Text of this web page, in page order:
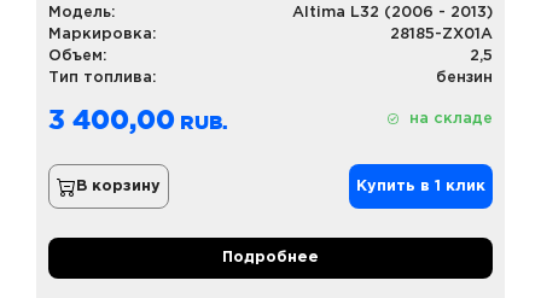
Модель:
Altima L32 (2006 - 2013)
Маркировка:
28185-ZX01A
Объем:
2,5
Тип топлива:
бензин
3 400,00 на складе
В корзину Купить в 1 клик
Подробнее